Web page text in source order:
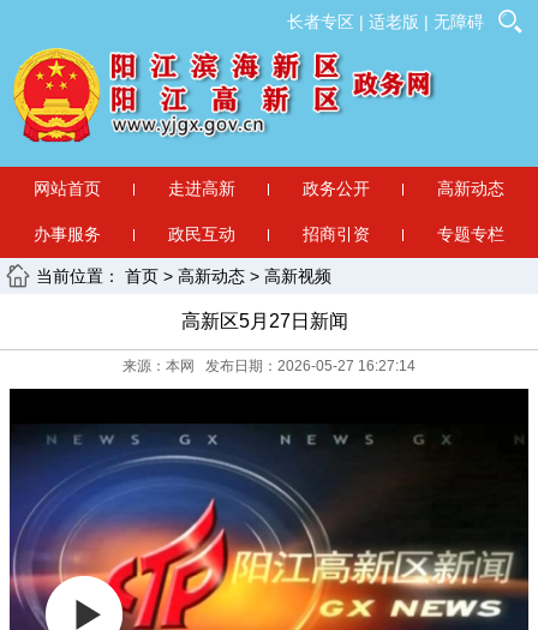
长者专区 | 适老版 | 无障碍
网站首页 走进高新 政务公开 高新动态
办事服务 政民互动 招商引资 专题专栏
当前位置： 首页 > 高新动态 > 高新视频
高新区5月27日新闻
来源：本网 发布日期：2026-05-27 16:27:14